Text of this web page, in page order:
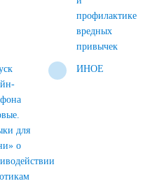
профилактике
вредных
привычек
для
о
ИНОЕ